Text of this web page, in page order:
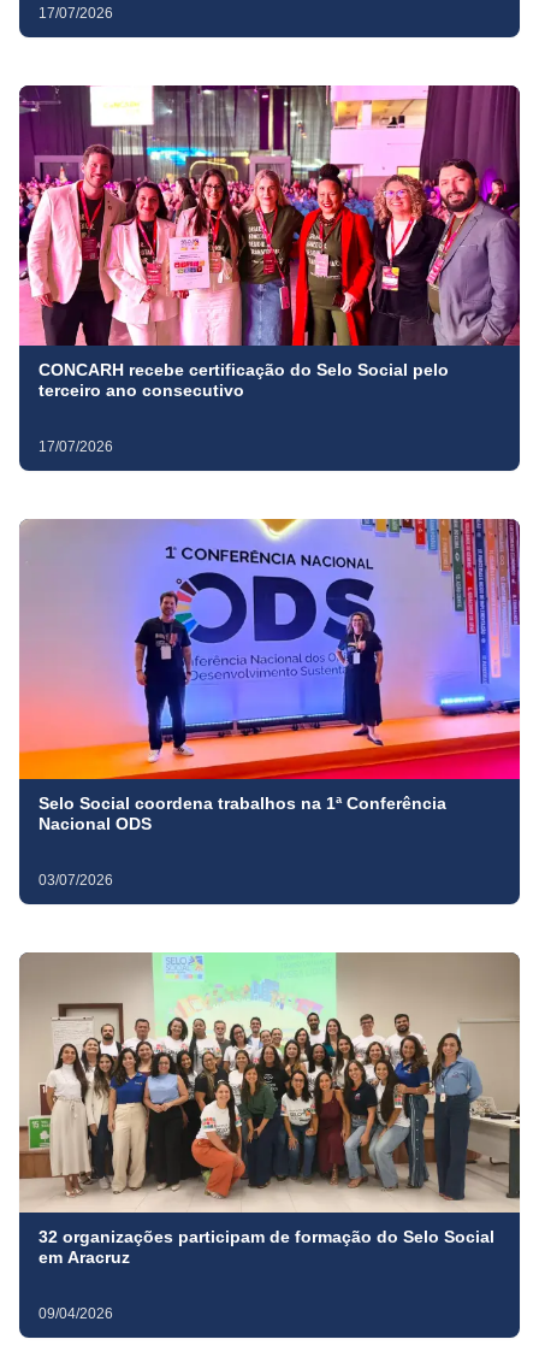
17/07/2026
CONCARH recebe certificação do Selo Social pelo
terceiro ano consecutivo
17/07/2026
Selo Social coordena trabalhos na 1ª Conferência
Nacional ODS
03/07/2026
32 organizações participam de formação do Selo Social
em Aracruz
09/04/2026